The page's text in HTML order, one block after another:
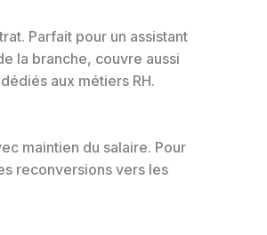
Parfait pour un assistant
la branche, couvre aussi
aux métiers RH.
maintien du salaire. Pour
reconversions vers les